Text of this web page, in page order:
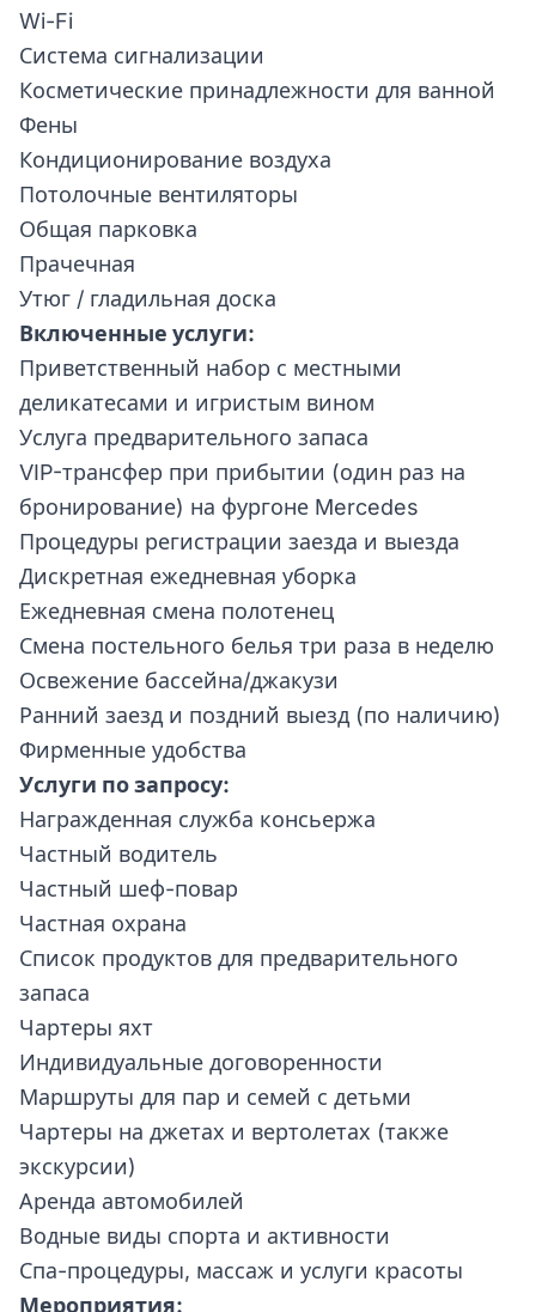
Wi-Fi
Система сигнализации
Косметические принадлежности для ванной
Фены
Кондиционирование воздуха
Потолочные вентиляторы
Общая парковка
Прачечная
Утюг / гладильная доска
Включенные услуги:
Приветственный набор с местными
деликатесами и игристым вином
Услуга предварительного запаса
VIP-трансфер при прибытии (один раз на
бронирование) на фургоне Mercedes
Процедуры регистрации заезда и выезда
Дискретная ежедневная уборка
Ежедневная смена полотенец
Смена постельного белья три раза в неделю
Освежение бассейна/джакузи
Ранний заезд и поздний выезд (по наличию)
Фирменные удобства
Услуги по запросу:
Награжденная служба консьержа
Частный водитель
Частный шеф-повар
Частная охрана
Список продуктов для предварительного
запаса
Чартеры яхт
Индивидуальные договоренности
Маршруты для пар и семей с детьми
Чартеры на джетах и вертолетах (также
экскурсии)
Аренда автомобилей
Водные виды спорта и активности
Спа-процедуры, массаж и услуги красоты
Мероприятия: